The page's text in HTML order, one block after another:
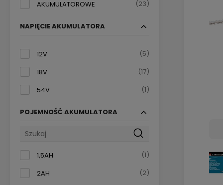
AKUMULATOROWE
(23)
NAPIĘCIE AKUMULATORA
12V
(5)
18V
(17)
54V
(1)
POJEMNOŚĆ AKUMULATORA
1,5AH
(1)
2AH
(2)